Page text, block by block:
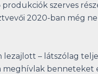
szerves
2020-ban még
lezajlott – látszólag
meghívlak benneteket